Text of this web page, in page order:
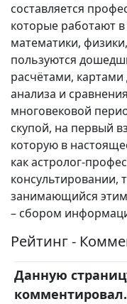
составляется
которые работают
математики,
пользуются
расчётами, картами
анализа и
многовековой
скупой, на первый
которую в
как астролог-
консультировании,
занимающийся
– сбором
Рейтинг -
Данную